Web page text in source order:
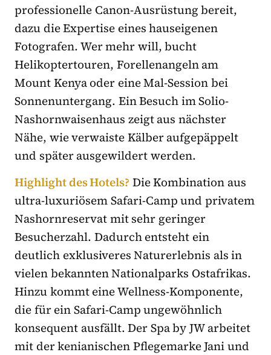
professionelle Canon-Ausrüstung bereit,
dazu die Expertise eines hauseigenen
Fotografen. Wer mehr will, bucht
Helikoptertouren, Forellenangeln am
Mount Kenya oder eine Mal-Session bei
Sonnenuntergang. Ein Besuch im Solio-
Nashornwaisenhaus zeigt aus nächster
Nähe, wie verwaiste Kälber aufgepäppelt
und später ausgewildert werden.
Highlight des Hotels? Die Kombination aus
ultra-luxuriösem Safari-Camp und privatem
Nashornreservat mit sehr geringer
Besucherzahl. Dadurch entsteht ein
deutlich exklusiveres Naturerlebnis als in
vielen bekannten Nationalparks Ostafrikas.
Hinzu kommt eine Wellness-Komponente,
die für ein Safari-Camp ungewöhnlich
konsequent ausfällt. Der Spa by JW arbeitet
mit der kenianischen Pflegemarke Jani und